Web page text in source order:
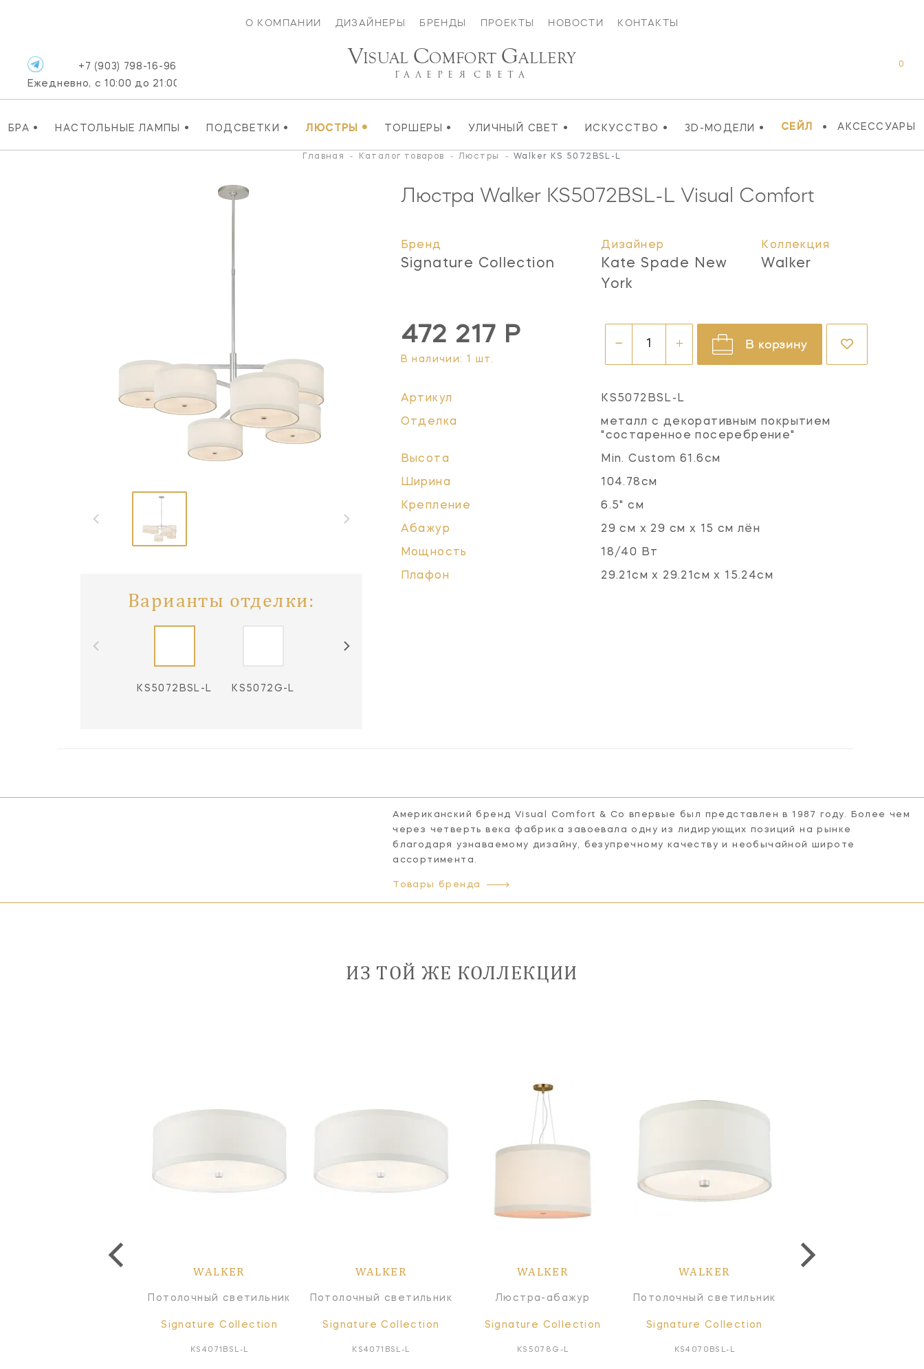
О КОМПАНИИ ДИЗАЙНЕРЫ БРЕНДЫ ПРОЕКТЫ НОВОСТИ КОНТАКТЫ
БРА • НАСТОЛЬНЫЕ ЛАМПЫ • ПОДСВЕТКИ • ЛЮСТРЫ • ТОРШЕРЫ • УЛИЧНЫЙ СВЕТ • ИСКУССТВО • 3D-МОДЕЛИ • СЕЙЛ • АКСЕССУАРЫ
+7 (903) 798-16-96
Ежедневно, с 10:00 до 21:00
0
VISUAL COMFORT GALLERY
ГАЛЕРЕЯ СВЕТА
Главная - Каталог товаров - Люстры - Walker KS 5072BSL-L
Варианты отделки:
KS5072BSL-L KS5072G-L
Люстра Walker KS5072BSL-L Visual Comfort
Бренд
Signature Collection
Дизайнер
Kate Spade New
York
Коллекция
Walker
472 217 Р
В наличии: 1 шт.
В корзину
Артикул KS5072BSL-L
Отделка
металл с декоративным покрытием
"состаренное посеребрение"
Высота Min. Custom 61.6см
Ширина 104.78см
Крепление 6.5" см
Абажур 29 см x 29 см x 15 см лён
Мощность 18/40 Вт
Плафон 29.21см x 29.21см x 15.24см
Американский бренд Visual Comfort & Co впервые был представлен в 1987 году. Более чем
через четверть века фабрика завоевала одну из лидирующих позиций на рынке
благодаря узнаваемому дизайну, безупречному качеству и необычайной широте
ассортимента.
Товары бренда
ИЗ ТОЙ ЖЕ КОЛЛЕКЦИИ
WALKER
Потолочный светильник
Signature Collection
KS4071BSL-L
WALKER
Потолочный светильник
Signature Collection
KS4071BSL-L
WALKER
Люстра-абажур
Signature Collection
KS5078G-L
WALKER
Потолочный светильник
Signature Collection
KS4070BSL-L